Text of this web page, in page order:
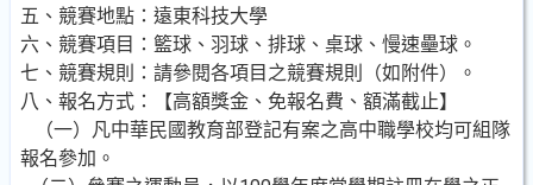
五、競賽地點：遠東科技大學
六、競賽項目：籃球、羽球、排球、桌球、慢速壘球。
七、競賽規則：請參閱各項目之競賽規則（如附件）。
八、報名方式：【高額獎金、免報名費、額滿截止】
（一）凡中華民國教育部登記有案之高中職學校均可組隊
報名參加。